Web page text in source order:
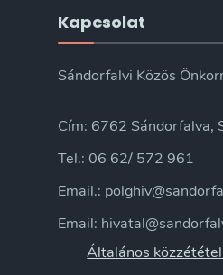
Kapcsolat
Sándorfalvi Közös
Cím: 6762 Sándorfalva,
Tel.: 06 62/ 572 961
Email.:
Email:
Általános